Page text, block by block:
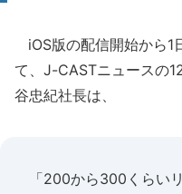
iOS版の配信開始から1
て、J-CASTニュースの
谷忠紀社長は、
「200から300くらい